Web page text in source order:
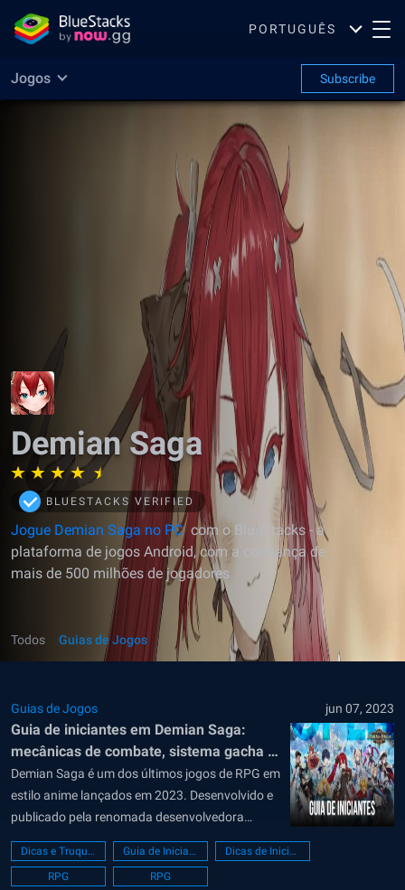
PORTUGUÊS
Jogos Subscribe
Demian Saga
BLUESTACKS VERIFIED
Jogue Demian Saga no PC com o BlueStacks - a
plataforma de jogos Android, com a confiança de
mais de 500 milhões de jogadores
Todos Guias de Jogos
Guias de Jogos jun 07, 2023
Guia de iniciantes em Demian Saga:
mecânicas de combate, sistema gacha e
moedas do jogo
Demian Saga é um dos últimos jogos de RPG em
estilo anime lançados em 2023. Desenvolvido e
publicado pela renomada desenvolvedora
coreana HAEGIN, o jogo baseado em turnos tem
chamado a atenção de muitas pessoas nos
últimos dias. Abril é o mês de lançamento de
Dicas e Truques Guia de Iniciante
Dicas de Iniciante
RPG
RPG